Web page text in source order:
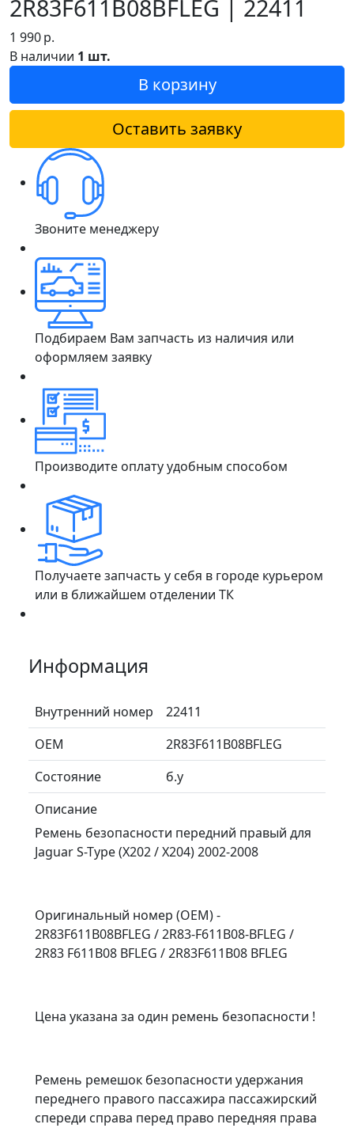
2R83F611B08BFLEG | 22411
1 990р.
В наличии 1 шт.
В корзину
Оставить заявку
Звоните менеджеру
Подбираем Вам запчасть из наличия или
оформляем заявку
Производите оплату удобным способом
Получаете запчасть у себя в городе курьером
или в ближайшем отделении ТК
Информация
Внутренний номер
22411
ОЕМ
2R83F611B08BFLEG
Состояние
б.у
Описание
Ремень безопасности передний правый для
Jaguar S-Type (X202 / X204) 2002-2008
Оригинальный номер (OEM) -
2R83F611B08BFLEG / 2R83-F611B08-BFLEG /
2R83 F611B08 BFLEG / 2R83F611B08 BFLEG
Цена указана за один ремень безопасности !
Ремень ремешок безопасности удержания
переднего правого пассажира пассажирский
спереди справа перед право передняя права